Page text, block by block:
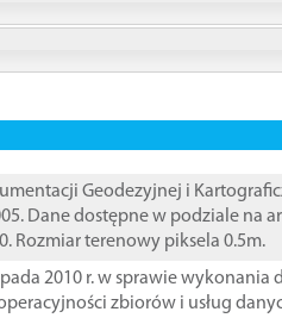
Geodezyjnej i
Dane dostępne w podziale na
Rozmiar terenowy piksela 0.5m.
2010 r. w sprawie
zbiorów i usług